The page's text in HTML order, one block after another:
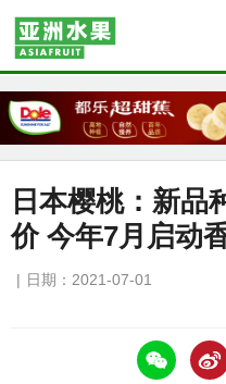
日本樱桃：新品
价 今年7月启动
日期：2021-07-01
https://asiafruitchina.net/